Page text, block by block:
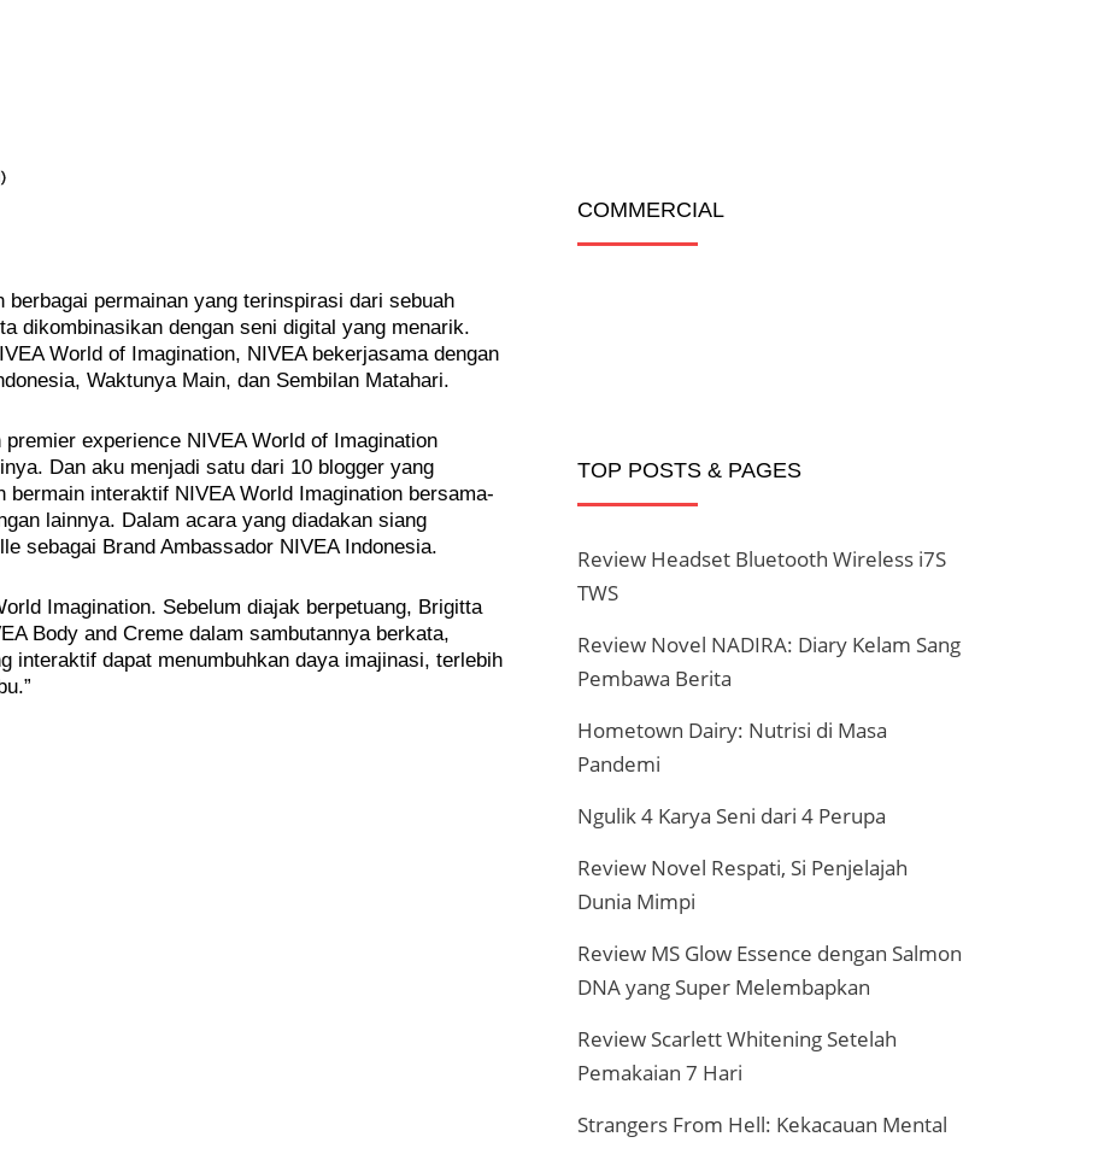
permainan yang terinspirasi dari sebuah
dikombinasikan dengan seni digital yang menarik.
World of Imagination, NIVEA bekerjasama dengan
Waktunya Main, dan Sembilan Matahari.
experience NIVEA World of Imagination
Dan aku menjadi satu dari 10 blogger yang
interaktif NIVEA World Imagination bersama-
lainnya. Dalam acara yang diadakan siang
sebagai Brand Ambassador NIVEA Indonesia.
Imagination. Sebelum diajak berpetuang, Brigitta
Body and Creme dalam sambutannya berkata,
interaktif dapat menumbuhkan daya imajinasi, terlebih
COMMERCIAL
TOP POSTS & PAGES
Review Headset Bluetooth Wireless i7S
TWS
Review Novel NADIRA: Diary Kelam Sang
Pembawa Berita
Hometown Dairy: Nutrisi di Masa
Pandemi
Ngulik 4 Karya Seni dari 4 Perupa
Review Novel Respati, Si Penjelajah
Dunia Mimpi
Review MS Glow Essence dengan Salmon
DNA yang Super Melembapkan
Review Scarlett Whitening Setelah
Pemakaian 7 Hari
Strangers From Hell: Kekacauan Mental